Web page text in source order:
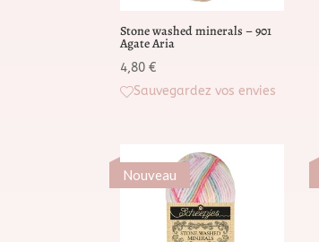
Stone washed minerals – 901
Agate Aria
4,80€
Sauvegardez vos envies
Nouveau